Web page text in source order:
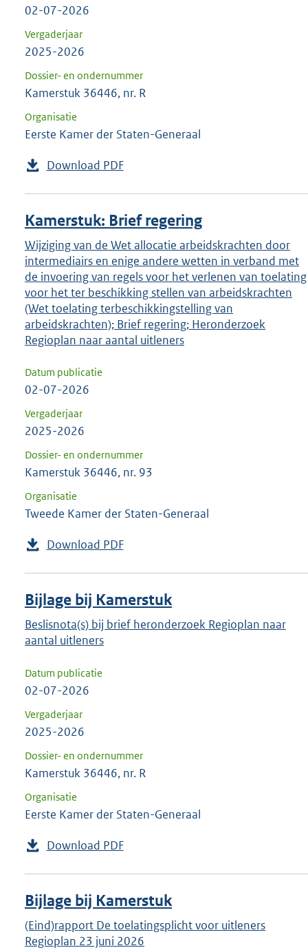
02-07-2026
Vergaderjaar
2025-2026
Dossier- en ondernummer
Kamerstuk 36446, nr. R
Organisatie
Eerste Kamer der Staten-Generaal
Download PDF
Kamerstuk: Brief regering
Wijziging van de Wet allocatie arbeidskrachten door
intermediairs en enige andere wetten in verband met
de invoering van regels voor het verlenen van toelating
voor het ter beschikking stellen van arbeidskrachten
(Wet toelating terbeschikkingstelling van
arbeidskrachten); Brief regering; Heronderzoek
Regioplan naar aantal uitleners
Datum publicatie
02-07-2026
Vergaderjaar
2025-2026
Dossier- en ondernummer
Kamerstuk 36446, nr. 93
Organisatie
Tweede Kamer der Staten-Generaal
Download PDF
Bijlage bij Kamerstuk
Beslisnota(s) bij brief heronderzoek Regioplan naar
aantal uitleners
Datum publicatie
02-07-2026
Vergaderjaar
2025-2026
Dossier- en ondernummer
Kamerstuk 36446, nr. R
Organisatie
Eerste Kamer der Staten-Generaal
Download PDF
Bijlage bij Kamerstuk
(Eind)rapport De toelatingsplicht voor uitleners
Regioplan 23 juni 2026